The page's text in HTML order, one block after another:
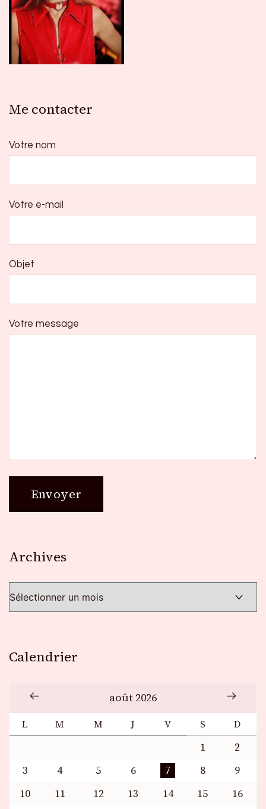
Me contacter
Votre nom
Votre e-mail
Objet
Votre message
Archives
Calendrier
août 2026
L M M J V S D
1
2
3
4 5 6 7 8
9
10
11 12 13 14 15
16